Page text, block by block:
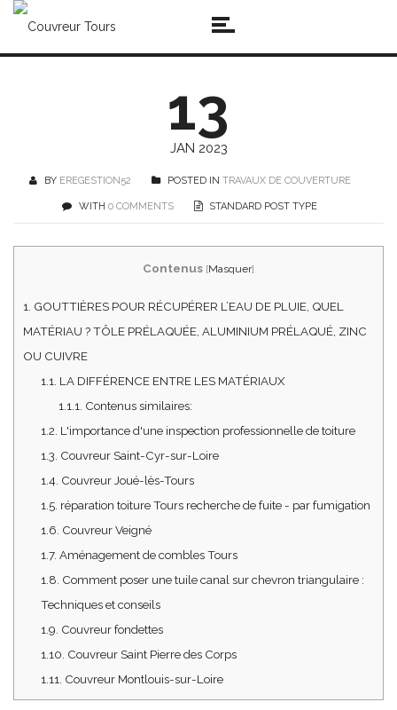
13
JAN 2023
BY EREGESTION52 POSTED IN TRAVAUX DE COUVERTURE
WITH 0 COMMENTS STANDARD POST TYPE
Contenus [Masquer]
1. GOUTTIÈRES POUR RÉCUPÉRER L’EAU DE PLUIE, QUEL
MATÉRIAU ? TÔLE PRÉLAQUÉE, ALUMINIUM PRÉLAQUÉ, ZINC
OU CUIVRE
1.1. LA DIFFÉRENCE ENTRE LES MATÉRIAUX
1.1.1. Contenus similaires:
1.2. L'importance d'une inspection professionnelle de toiture
1.3. Couvreur Saint-Cyr-sur-Loire
1.4. Couvreur Joué-lès-Tours
1.5. réparation toiture Tours recherche de fuite - par fumigation
1.6. Couvreur Veigné
1.7. Aménagement de combles Tours
1.8. Comment poser une tuile canal sur chevron triangulaire :
Techniques et conseils
1.9. Couvreur fondettes
1.10. Couvreur Saint Pierre des Corps
1.11. Couvreur Montlouis-sur-Loire